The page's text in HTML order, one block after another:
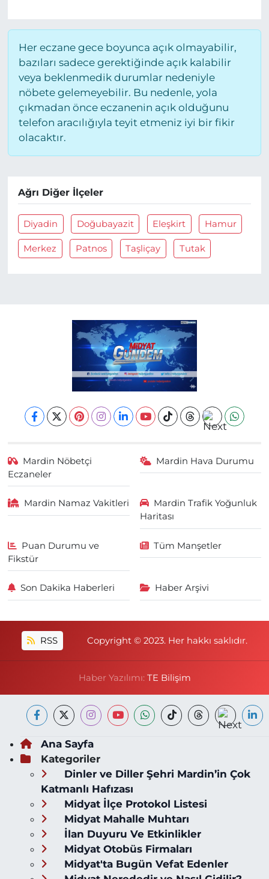
Her eczane gece boyunca açık olmayabilir,
bazıları sadece gerektiğinde açık kalabilir
veya beklenmedik durumlar nedeniyle
nöbete gelemeyebilir. Bu nedenle, yola
çıkmadan önce eczanenin açık olduğunu
telefon aracılığıyla teyit etmeniz iyi bir fikir
olacaktır.
Ağrı Diğer İlçeler
Diyadin Doğubayazit Eleşkirt Hamur
Merkez Patnos Taşliçay Tutak
Mardin Nöbetçi
Eczaneler
Mardin Hava Durumu
Mardin Namaz Vakitleri
Mardin Trafik Yoğunluk
Haritası
Puan Durumu ve
Fikstür
Tüm Manşetler
Son Dakika Haberleri Haber Arşivi
RSS Copyright © 2023. Her hakkı saklıdır.
Haber Yazılımı: TE Bilişim
Ana Sayfa
Kategoriler
Dinler ve Diller Şehri Mardin’in Çok
Katmanlı Hafızası
Midyat İlçe Protokol Listesi
Midyat Mahalle Muhtarı
İlan Duyuru Ve Etkinlikler
Midyat Otobüs Firmaları
Midyat'ta Bugün Vefat Edenler